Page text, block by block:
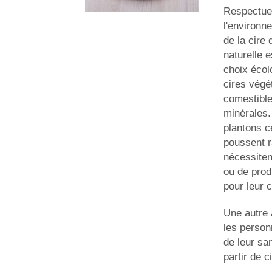
de la cire
naturelle
choix
cires
plantons
poussent
ou de
pour leur
Une autre
les
de leur
partir de